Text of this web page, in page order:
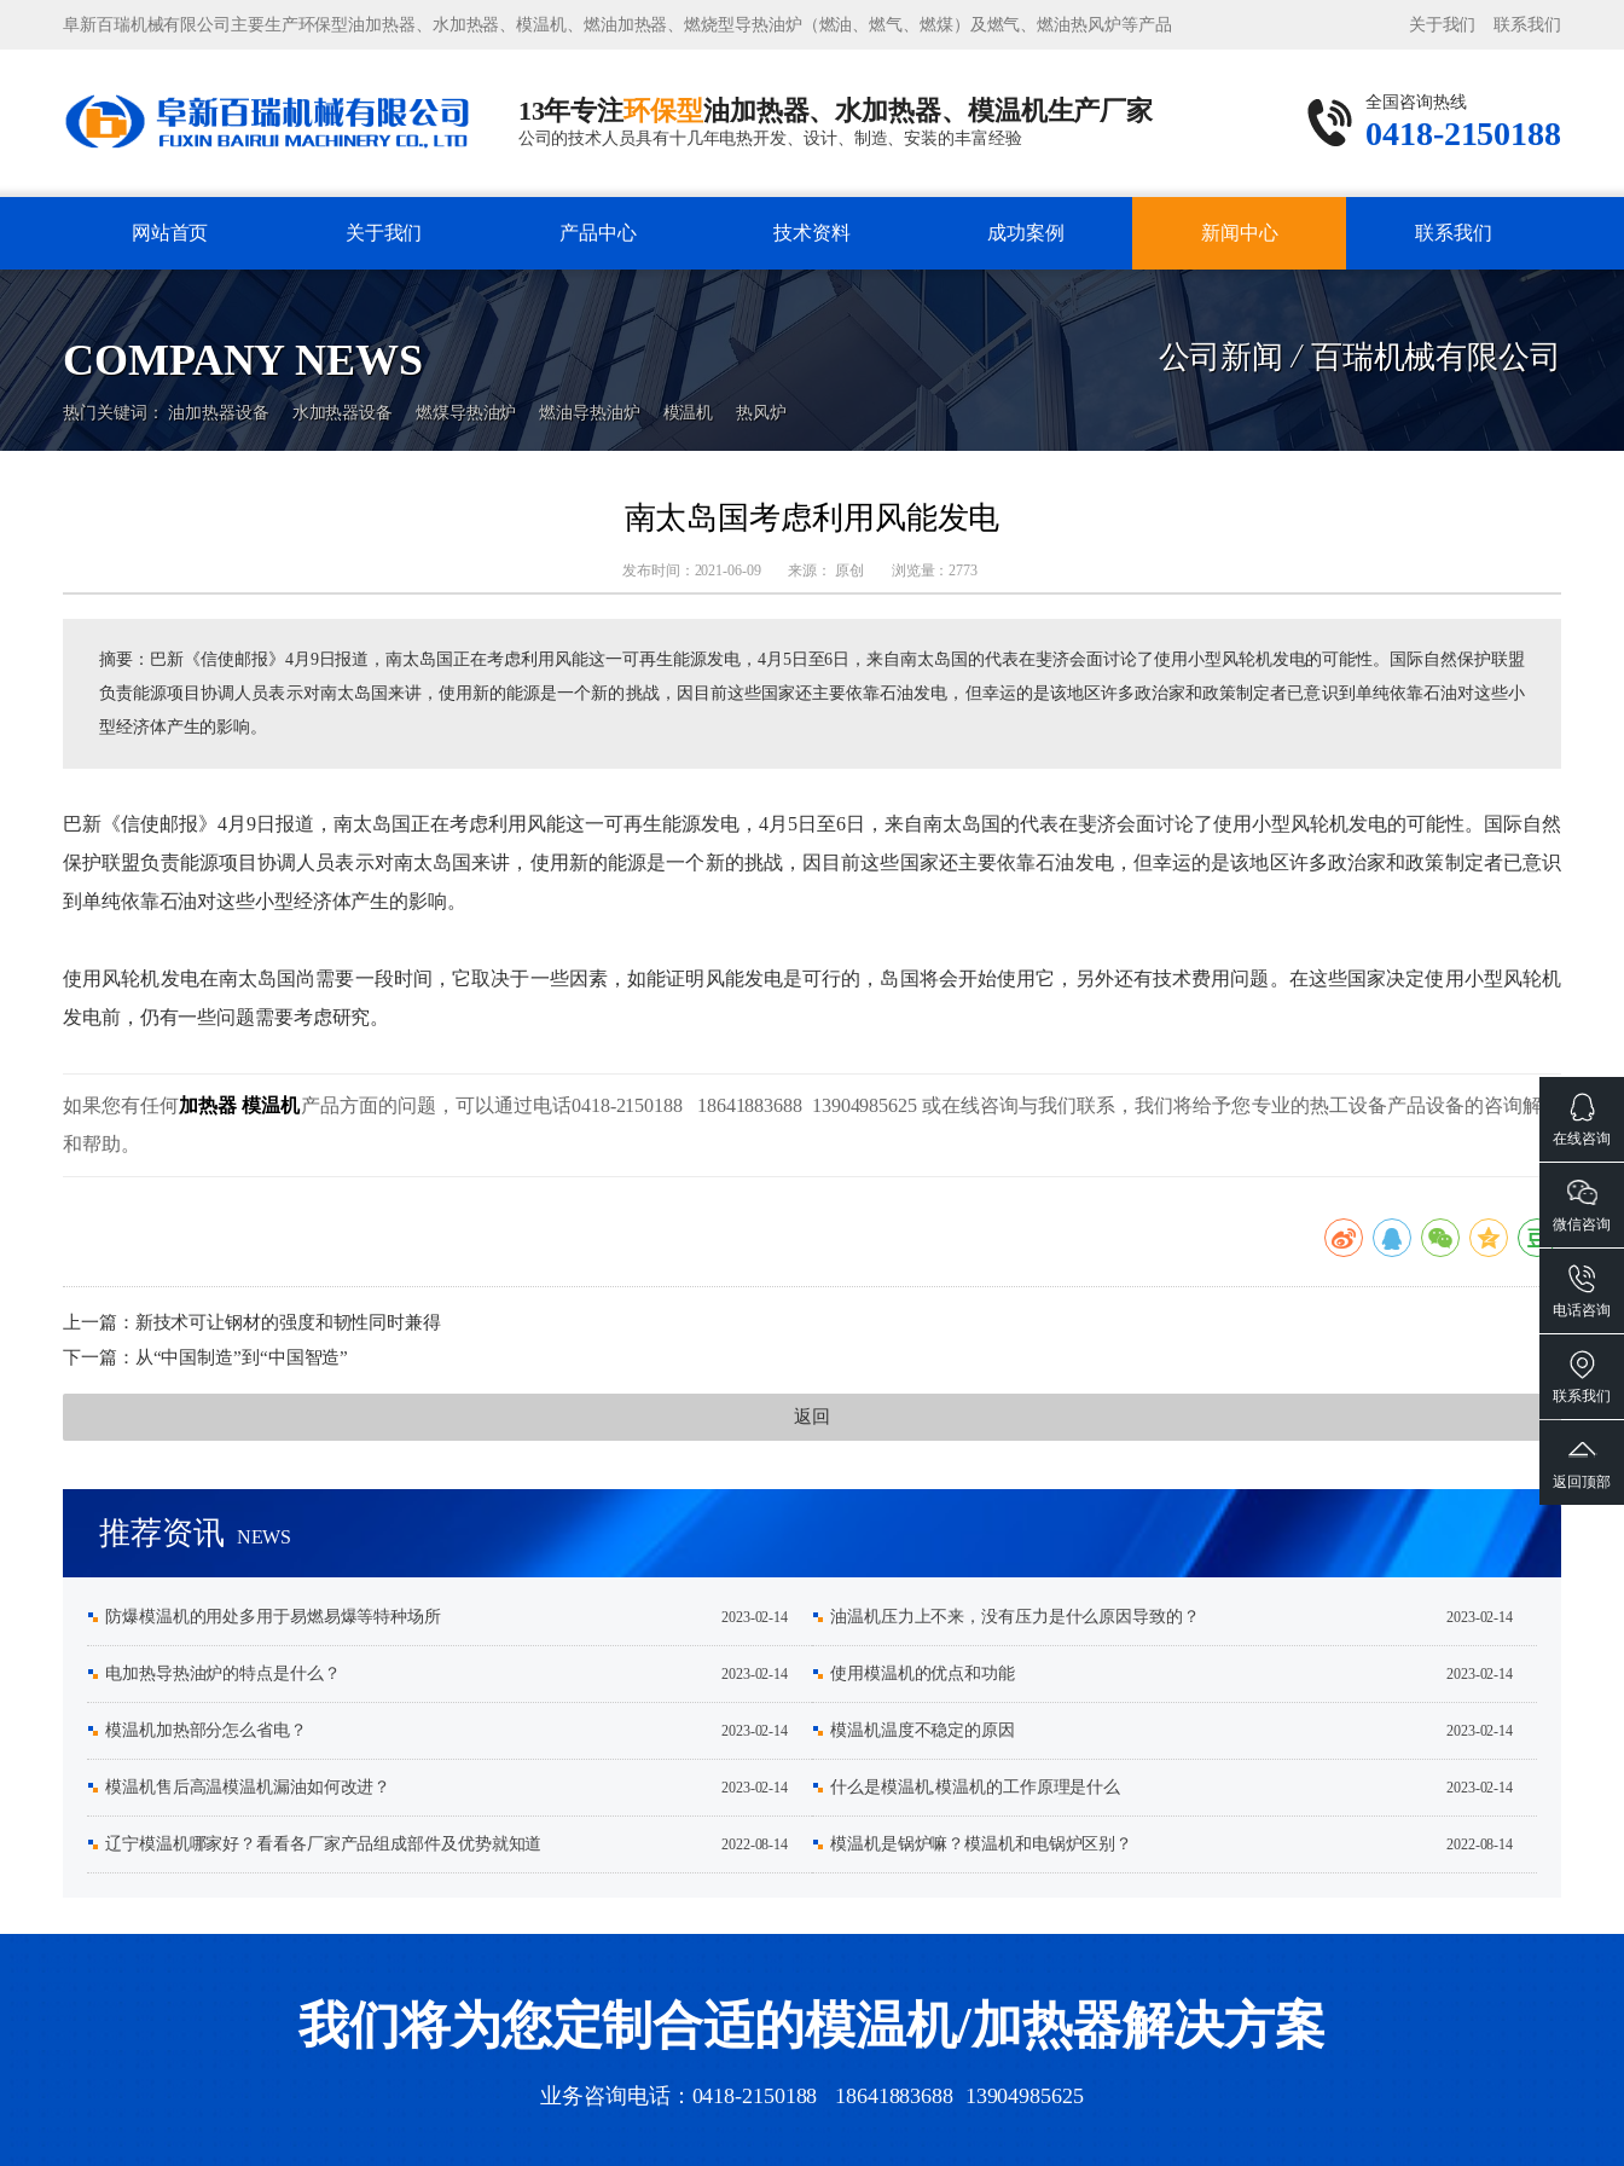
阜新百瑞机械有限公司主要生产环保型油加热器、水加热器、模温机、燃油加热器、燃烧型导热油炉（燃油、燃气、燃煤）及燃气、燃油热风炉等产品 关于我们 联系我们
13年专注环保型油加热器、水加热器、模温机生产厂家
公司的技术人员具有十几年电热开发、设计、制造、安装的丰富经验
全国咨询热线
0418-2150188
网站首页 关于我们 产品中心 技术资料 成功案例 新闻中心 联系我们
COMPANY NEWS 公司新闻 / 百瑞机械有限公司
热门关键词：油加热器设备 水加热器设备 燃煤导热油炉 燃油导热油炉 模温机 热风炉
南太岛国考虑利用风能发电
发布时间：2021-06-09 来源： 原创 浏览量：2773
摘要：巴新《信使邮报》4月9日报道，南太岛国正在考虑利用风能这一可再生能源发电，4月5日至6日，来自南太岛国的代表在斐济会面讨论了使用小型风轮机发电的可能性。国际自然保护联盟
负责能源项目协调人员表示对南太岛国来讲，使用新的能源是一个新的挑战，因目前这些国家还主要依靠石油发电，但幸运的是该地区许多政治家和政策制定者已意识到单纯依靠石油对这些小
型经济体产生的影响。
巴新《信使邮报》4月9日报道，南太岛国正在考虑利用风能这一可再生能源发电，4月5日至6日，来自南太岛国的代表在斐济会面讨论了使用小型风轮机发电的可能性。国际自然
保护联盟负责能源项目协调人员表示对南太岛国来讲，使用新的能源是一个新的挑战，因目前这些国家还主要依靠石油发电，但幸运的是该地区许多政治家和政策制定者已意识
到单纯依靠石油对这些小型经济体产生的影响。
使用风轮机发电在南太岛国尚需要一段时间，它取决于一些因素，如能证明风能发电是可行的，岛国将会开始使用它，另外还有技术费用问题。在这些国家决定使用小型风轮机
发电前，仍有一些问题需要考虑研究。
如果您有任何加热器 模温机产品方面的问题，可以通过电话0418-2150188 18641883688 13904985625 或在线咨询与我们联系，我们将给予您专业的热工设备产品设备的咨询解答
和帮助。
上一篇： 新技术可让钢材的强度和韧性同时兼得
下一篇： 从“中国制造”到“中国智造”
返回
推荐资讯 NEWS
防爆模温机的用处多用于易燃易爆等特种场所 2023-02-14 油温机压力上不来，没有压力是什么原因导致的？ 2023-02-14
电加热导热油炉的特点是什么？ 2023-02-14 使用模温机的优点和功能 2023-02-14
模温机加热部分怎么省电？ 2023-02-14 模温机温度不稳定的原因 2023-02-14
模温机售后高温模温机漏油如何改进？ 2023-02-14 什么是模温机,模温机的工作原理是什么 2023-02-14
辽宁模温机哪家好？看看各厂家产品组成部件及优势就知道 2022-08-14 模温机是锅炉嘛？模温机和电锅炉区别？ 2022-08-14
我们将为您定制合适的模温机/加热器解决方案
业务咨询电话：0418-2150188 18641883688 13904985625
在线咨询
微信咨询
电话咨询
联系我们
返回顶部